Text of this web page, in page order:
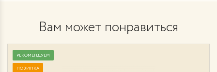
Вам может понравиться
РЕКОМЕНДУЕМ
НОВИНКА